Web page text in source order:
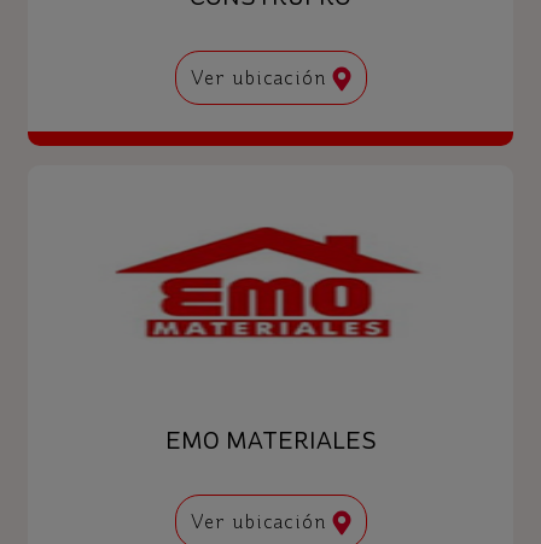
Ver ubicación
EMO MATERIALES
Ver ubicación